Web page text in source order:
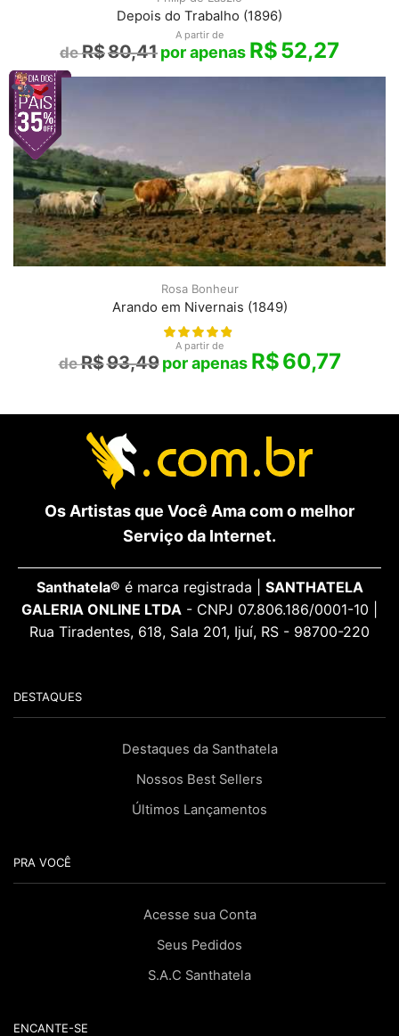
Depois do Trabalho (1896)
A partir de
R$80,41 R$52,27
Rosa Bonheur
Arando em Nivernais (1849)
A partir de
R$93,49 R$60,77
Os Artistas que Você Ama com o melhor
Serviço da Internet.
Santhatela® é marca registrada | SANTHATELA
GALERIA ONLINE LTDA - CNPJ 07.806.186/0001-10 |
Rua Tiradentes, 618, Sala 201, Ijuí, RS - 98700-220
DESTAQUES
Destaques da Santhatela
Nossos Best Sellers
Últimos Lançamentos
PRA VOCÊ
Acesse sua Conta
Seus Pedidos
S.A.C Santhatela
ENCANTE-SE